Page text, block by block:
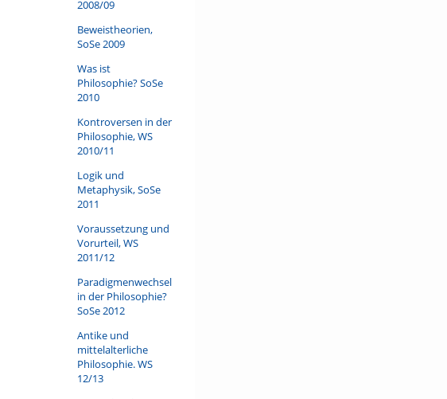
2008/09
Beweistheorien,
SoSe 2009
Was ist
Philosophie? SoSe
2010
Kontroversen in der
Philosophie, WS
2010/11
Logik und
Metaphysik, SoSe
2011
Voraussetzung und
Vorurteil, WS
2011/12
Paradigmenwechsel
in der Philosophie?
SoSe 2012
Antike und
mittelalterliche
Philosophie. WS
12/13